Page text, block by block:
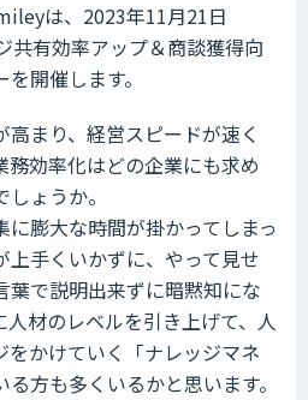
は、2023年11月21日
共有効率アップ＆商談獲得向
開催します。
まり、経営スピードが速く
務効率化はどの企業にも求め
ょうか。
膨大な時間が掛かってしまっ
上手くいかずに、やって見せ
葉で説明出来ずに暗黙知にな
人材のレベルを引き上げて、人
をかけていく「ナレッジマネ
方も多くいるかと思います。